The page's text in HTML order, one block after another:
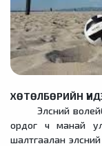
ХӨТӨЛБӨРИЙН
Элсний
ордог ч манай
шалтгаалан